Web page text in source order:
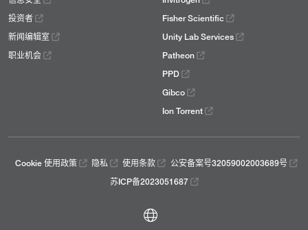
投资者
新闻编辑室
职业机会
Fisher Scientific
Unity Lab Services
Patheon
PPD
Gibco
Ion Torrent
Cookie 使用政策 隐私 使用条款
公安备案号32059002003689号
苏ICP备2023051687